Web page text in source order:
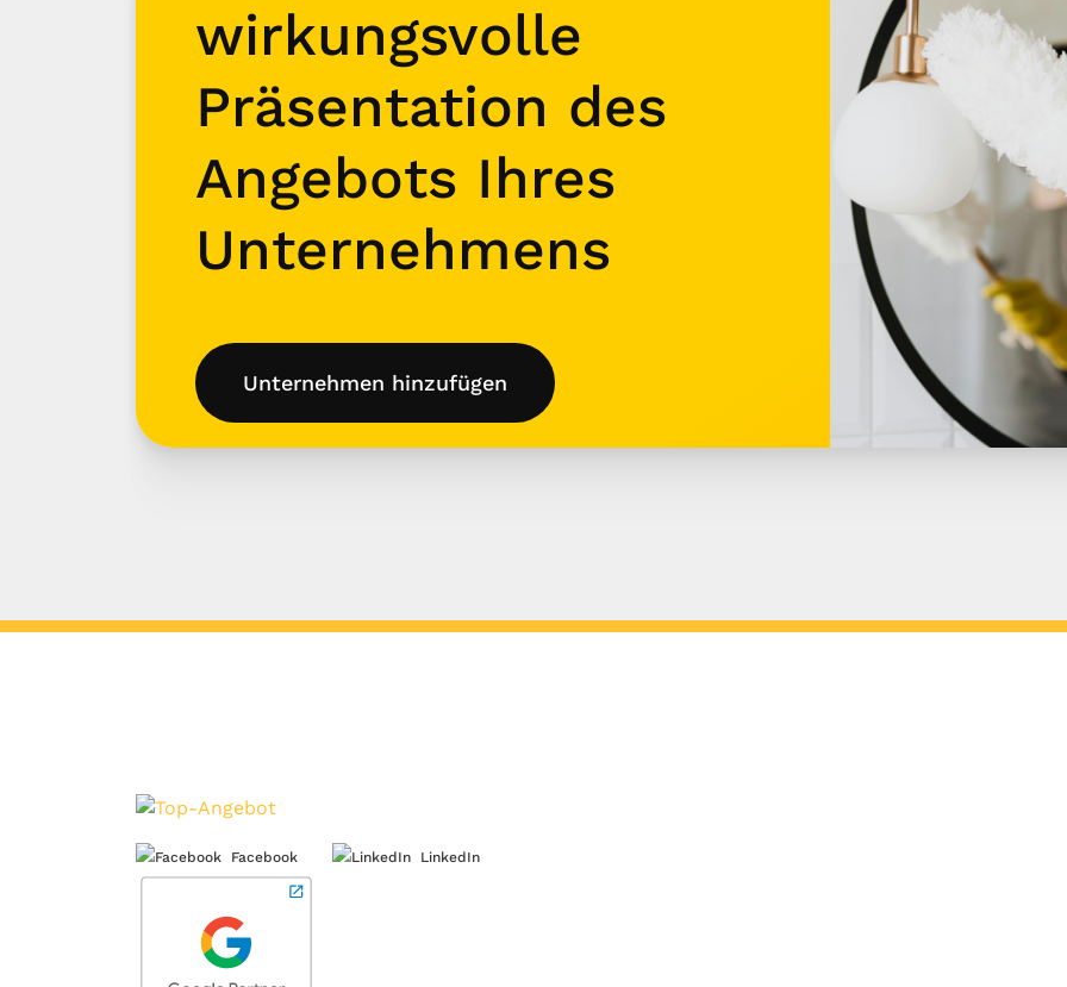
wirkungsvolle
Präsentation des
Angebots Ihres
Unternehmens
Unternehmen hinzufügen
Facebook LinkedIn